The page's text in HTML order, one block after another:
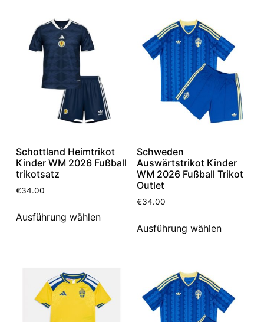
Schottland Heimtrikot
Kinder WM 2026 Fußball
trikotsatz
€34.00
Ausführung wählen
Schweden
Auswärtstrikot Kinder
WM 2026 Fußball Trikot
Outlet
€34.00
Ausführung wählen